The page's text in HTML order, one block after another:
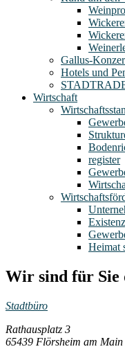
Gallus-
Hotels und
Wirtschaft
register
Heimat
Wir sind für Sie
Stadtbüro
Rathausplatz 3
65439 Flörsheim am Main